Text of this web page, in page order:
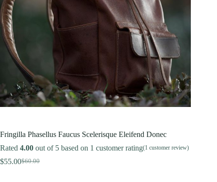
Fringilla Phasellus Faucus Scelerisque Eleifend Donec
Rated 4.00 out of 5 based on 1 customer rating(1 customer review)
$60.00
Original
$55.00Current